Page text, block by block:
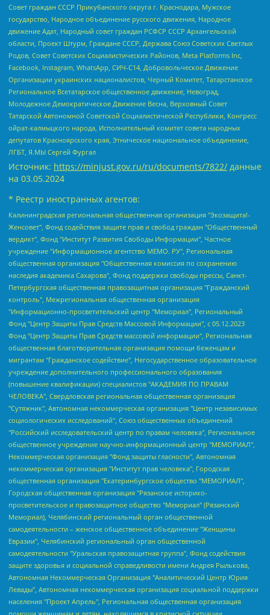
Совет граждан СССР Прикубанского округа г. Краснодара, Мужское
государство, Народное объединение русского движения, Народное
движение Адат, Народный совет граждан РСФСР СССР Архангельской
области, Проект Штурм, Граждане СССР, Держава Союз Советских Светлых
Родов, Совет Советских Социалистических Районов, Meta Platforms Inc,
Facebook, Instagram, WhatsApp, СИЧ-С14, Добровольческое Движение
Организации украинских националистов, Черный Комитет, Татарстанское
Региональное Всетатарское общественное движение, Невоград,
Молодежное Демократическое Движение Весна, Верховный Совет
Татарской Автономной Советской Социалистической Республики, Конгресс
ойрат-калмыцкого народа, Исполнительный комитет совета народных
депутатов Красноярского края, Этническое национальное объединение,
ЛГБТ, Я.МЫ Сергей Фургал
Источник: https://minjust.gov.ru/ru/documents/7822/ данные
на 03.05.2024
* Реестр иностранных агентов:
Калининградская региональная общественная организация "Экозащита!-Женсовет", Фонд содействия защите прав и свобод граждан "Общественный вердикт", Фонд "Институт Развития Свободы Информации", Частное учреждение "Информационное агентство МЕМО. РУ", Региональная общественная организация "Общественная комиссия по сохранению наследия академика Сахарова", Фонд поддержки свободы прессы, Санкт-Петербургская общественная правозащитная организация "Гражданский контроль", Межрегиональная общественная организация "Информационно-просветительский центр "Мемориал", Региональный Фонд "Центр Защиты Прав Средств Массовой Информации", с 05.12.2023 Фонд "Центр Защиты Прав Средств массовой информации", Региональная общественная благотворительная организация помощи беженцам и мигрантам "Гражданское содействие", Негосударственное образовательное учреждение дополнительного профессионального образования (повышение квалификации) специалистов "АКАДЕМИЯ ПО ПРАВАМ ЧЕЛОВЕКА", Свердловская региональная общественная организация "Сутяжник", Автономная некоммерческая организация "Центр независимых социологических исследований", Союз общественных объединений "Российский исследовательский центр по правам человека", Региональное общественное учреждение научно-информационный центр "МЕМОРИАЛ", Некоммерческая организация "Фонд защиты гласности", Автономная некоммерческая организация "Институт прав человека", Городская общественная организация "Екатеринбургское общество "МЕМОРИАЛ", Городская общественная организация "Рязанское историко-просветительское и правозащитное общество "Мемориал" (Рязанский Мемориал), Челябинский региональный орган общественной самодеятельности – женское общественное объединение "Женщины Евразии", Челябинский региональный орган общественной самодеятельности "Уральская правозащитная группа", Фонд содействия защите здоровья и социальной справедливости имени Андрея Рылькова, Автономная Некоммерческая Организация "Аналитический Центр Юрия Левады", Автономная некоммерческая организация социальной поддержки населения "Проект Апрель", Региональная общественная организация помощи женщинам и детям, находящимся в кризисной ситуации "Информационно-методический центр "Анна", Фонд содействия развитию массовых коммуникаций и правовому просвещению "Так-так-Так", Фонд содействия устойчивому развитию "Серебряная тайга", Свердловский региональный общественный фонд социальных проектов "Новое время", "Idel.Реалии", Кавказ.Реалии, Крым.Реалии, Телеканал Настоящее Время, Татаро-башкирская служба Радио Свобода (Azatliq Radiosi), Радио Свободная Европа/Радио Свобода (PCE/PC), "Сибирь.Реалии", "Фактограф", Благотворительный фонд помощи осужденным и их семьям, Автономная некоммерческая организация "Институт глобализации и социальных движений", Фонд "В защиту прав заключенных", Частное учреждение "Центр поддержки и содействия развитию средств массовой информации", Пензенский региональный общественный благотворительный фонд "Гражданский союз", "Север.Реалии", Некоммерческая организация Фонд "Правовая инициатива", Общество с ограниченной ответственностью "Радио Свободная Европа/Радио Свобода", Чешское информационное агентство "MEDIUM-ORIENT", Красноярская региональная общественная организация "Мы против СПИДа", Камалягин Денис Николаевич, Маркелов Сергей Евгеньевич, Пономарев Лев Александрович, Савицкая Людмила Алексеевна, Автономная некоммерческая организация "Центр по работе с проблемой насилия "НАСИЛИЮ.НЕТ", Межрегиональный профессиональный союз работников здравоохранения "Альянс врачей", Юридическое лицо, зарегистрированное в Латвийской Республике, SIA "Medusa Project" (регистрационный номер 40103797863, дата регистрации 10.06.2014), Некоммерческая организация "Фонд по борьбе с коррупцией", Автономная некоммерческая организация "Институт права и публичной политики", Баданин Роман Сергеевич, Гликин Максим Александрович, Железнова Мария Михайловна, Лукьянова Юлия Сергеевна, Маетная Елизавета Витальевна, Маняхин Петр Борисович, Чуракова Ольга Владимировна, Ярош Юлия Петровна, Юридическое лицо "The Insider SIA", зарегистрированное в Риге, Латвийская Республика (дата регистрации 26.06.2015), являющееся администратором доменного имени интернет-издания "The Insider SIA", https://theins.ru, Постернак Алексей Евгеньевич, Рубин Михаил Аркадьевич, Анин Роман Александрович, Юридическое лицо Istories fonds, зарегистрированное в Латвийской Республике (регистрационный номер 50008295751, дата регистрации 24.02.2020), Великовский Дмитрий Александрович, Долинина Ирина Николаевна, Мароховская Алеся Алексеевна, Шлейнов Роман Юрьевич, Шмагун Олеся Валентиновна, Общество с ограниченной ответственностью "Альтаир 2021", Общество с ограниченной ответственностью "Вега 2021", Общество с ограниченной ответственностью "Главный редактор 2021", Общество с ограниченной ответственностью "Ромашки монолит", Важенков Артем Валерьевич, Ивановская областная общественная организация "Центр гендерных исследований", Гурман Юрий Альбертович, Медиапроект "ОВД-Инфо", Егоров Владимир Владимирович, Жилинский Владимир Александрович, Общество с ограниченной ответственностью "ЗП", Иванова София Юрьевна, Карезина Инна Павловна, Кильтау Екатерина Викторовна, Петров Алексей Викторович, Пискунов Сергей Евгеньевич, Смирнов Сергей Сергеевич, Тихонов Михаил Сергеевич, Общество с ограниченной ответственностью "ЖУРНАЛИСТ-ИНОСТРАННЫЙ АГЕНТ", Арапова Галина Юрьевна, Вольтская Татьяна Анатольевна, Американская компания "Mason G.E.S. Anonymous Foundation" (США), являющаяся владельцем интернет-издания https://mnews.world/, Компания "Stichting Bellingcat", зарегистрированная в Нидерландах (дата регистрации 11.07.2018), Захаров Андрей Вячеславович, Клепиковская Екатерина Дмитриевна, Общество с ограниченной ответственностью "МЕМО", Перл Роман Александрович, Симонов Евгений Алексеевич, Соловьева Елена Анатольевна, Сотников Даниил Владимирович, Сурначева Елизавета Дмитриевна, Автономная некоммерческая организация по защите прав человека и информированию населения "Якутия – Наше Мнение", Общество с ограниченной ответственностью "Москоу диджитал медиа", с 26.01.2023 Общество с ограниченной ответственностью "Чайка Белые сады", Ветошкина Валерия Валерьевна, Заговора Максим Александрович, Межрегиональное общественное движение "Российская ЛГБТ - сеть", Оленичев Максим Владимирович, Павлов Иван Юрьевич, Скворцова Елена Сергеевна, Общество с ограниченной ответственностью "Как бы инагент", Кочетков Игорь Викторович, Общество с ограниченной ответственностью "Честные выборы", Еланчик Олег Александрович, Общество с ограниченной ответственностью "Нобелевский призыв", Гималова Регина Эмилевна, Григорьев Андрей Валерьевич, Григорьева Алина Александровна, Ассоциация по содействию защите прав призывников, альтернативнослужащих и военнослужащих "Правозащитная группа "Гражданин.Армия.Право", Хисамова Регина Фаритовна, Автономная некоммерческая организация по реализации социально-правовых программ "Лилит", Дальневосточное общественное движение "Маяк", Санкт-Петербургская ЛГБТ-инициативная группа "Выход", Инициативная группа ЛГБТ+ "Реверс", Алексеев Андрей Викторович, Бекбулатова Таисия Львовна, Беляев Иван Михайлович, Владыкина Елена Сергеевна, Гельман Марат Александрович, Никульшина Вероника Юрьевна, Толоконникова Надежда Андреевна, Шендерович Виктор Анатольевич, Общество с ограниченной ответственностью "Данное сообщение", Общество с ограниченной ответственностью Издательский дом "Новая глава", Айнбиндер Александра Александровна, Московский комьюнити-центр для ЛГБТ+инициатив, Благотворительный фонд развития филантропии, Deutsche Welle (Германия, Kurt-Schumacher-Strasse 3, 53113 Bonn), Борзунова Мария Михайловна, Воробьев Виктор Викторович, Голубева Анна Львовна, Константинова Алла Михайловна, Малкова Ирина Владимировна, Мурадов Мурад Абдулгалимович, Осетинская Елизавета Николаевна, Понасенков Евгений Николаевич, Ганапольский Матвей Юрьевич, Киселев Евгений Алексеевич, Борухович Ирина Григорьевна, Дремин Иван Тимофеевич, Дубровский Дмитрий Викторович, Красноярская региональная общественная организация поддержки и развития альтернативных образовательных технологий и межкультурных коммуникаций "ИНТЕРРА", Маяковская Екатерина Алексеевна, Фейгин Марк Захарович, Филимонов Андрей Викторович, Дзугкоева Регина Николаевна, Доброхотов Роман Александрович, Дудь Юрий Александрович, Елкин Сергей Владимирович, Кругликов Кирилл Игоревич, Сабунаева Мария Леонидовна, Семенов Алексей Владимирович, Шаинян Карен Багратович, Шульман Екатерина Михайловна, Асафьев Артур Валерьевич, Вахштайн Виктор Семенович, Венедиктов Алексей Алексеевич, Лушникова Екатерина Евгеньевна, Волков Леонид Михайлович, Невзоров Александр Глебович, Пархоменко Сергей Борисович, Сироткин Ярослав Николаевич, Кара-Мурза Владимир Владимирович, Баранова Наталья Владимировна, Гозман Леонид Яковлевич, Кагарлицкий Борис Юльевич, Климарев Михаил Валерьевич, Милов Владимир Станиславович, Автономная некоммерческая организация Краснодарский центр современного искусства "Типография", Моргенштерн Алишер Тагирович, Соболь Любовь Эдуардовна, Общество с ограниченной ответственностью "ЛИЗА НОРМ", Каспаров Гарри Кимович, Ходорковский Михаил Борисович, Общество с ограниченной ответственностью "Апрельские тезисы", Данилович Ирина Брониславовна, Кашин Олег Владимирович, Петров Николай Владимирович, Пивоваров Алексей Владимирович, Соколов Михаил Владимирович, Цветкова Юлия Владимировна, Чичваркин Евгений Александрович, Комитет против пыток/Команда против пыток, Общество с ограниченной ответственностью "Первый научный", Общество с ограниченной ответственностью "Вертолет и ко", Белоцерковская Вероника Борисовна, Кац Максим Евгеньевич, Лазарева Татьяна Юрьевна, Шаведдинов Руслан Табризович, Яшин Илья Валерьевич, Общество с ограниченной ответственностью "Иноагент ААВ", Алешковский Дмитрий Петрович, Альбац Евгения Марковна, Быков Дмитрий Львович, Галямина Юлия Евгеньевна, Лойко Сергей Леонидович, Мартынов Кирилл Константинович, Медведев Сергей Александрович, Крашенинников Федор Геннадиевич, Гордеева Катерина Вл